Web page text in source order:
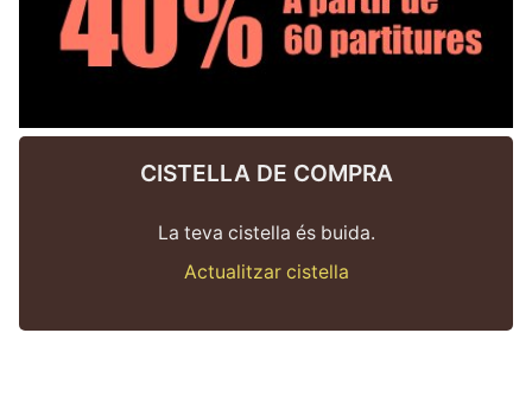
CISTELLA DE COMPRA
La teva cistella és buida.
Actualitzar cistella